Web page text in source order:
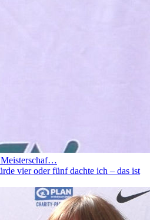
Meisterschaf…
vier oder fünf dachte ich – das ist